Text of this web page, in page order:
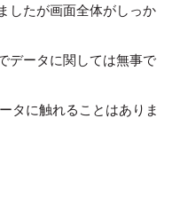
したが画面全体がしっか
データに関しては無事で
タに触れることはありま